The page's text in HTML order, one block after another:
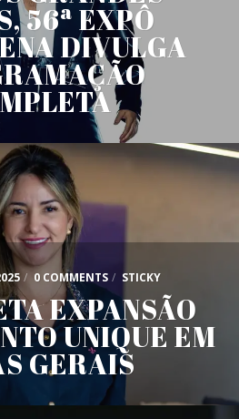
56ª EXPÔ
DIVULGA
/ 0 COMMENTS / STICKY
EXPANSÃO
UNIQUE EM
GERAIS